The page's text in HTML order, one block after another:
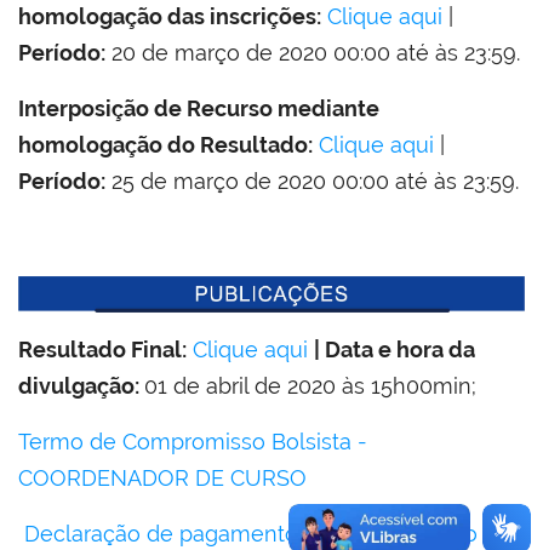
homologação das inscrições: Clique aqui
Período: 20 de março de 2020 00:00 até às 23:59.
Interposição de Recurso mediante
homologação do Resultado: Clique aqui
Período: 25 de março de 2020 00:00 até às 23:59.
Resultado Final: Clique aqui
| Data e hora da
divulgação: 01 de abril de 2020 às 15h00min;
Termo de Compromisso Bolsista -
COORDENADOR DE CURSO
Declaração de pagamento de Não Acúmulo de